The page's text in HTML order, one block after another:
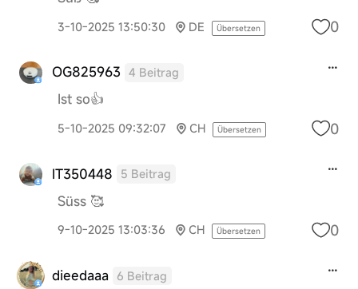
3-10-2025 13:50:30 DE Übersetzen 0
OG825963 4 Beitrag
Ist so👍
5-10-2025 09:32:07 CH Übersetzen 0
IT350448 5 Beitrag
Süss 🥰
9-10-2025 13:03:36 CH Übersetzen 0
dieedaaa 6 Beitrag